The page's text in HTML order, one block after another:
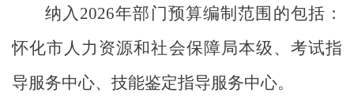
纳入 2026年部门预算编制范围的包括：
怀化市人力资源和社会保障局本级、考试指
导服务中心、技能鉴定指导服务中心。